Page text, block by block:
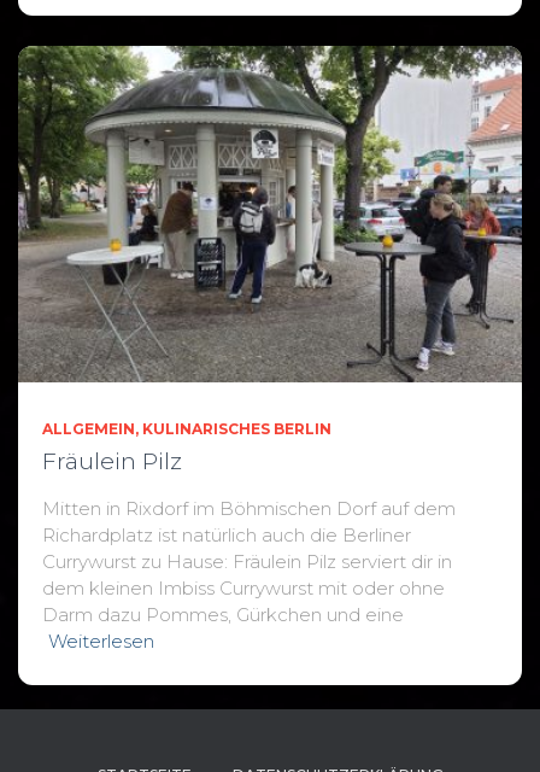
ALLGEMEIN KULINARISCHES BERLIN
Fräulein Pilz
Mitten in Rixdorf im Böhmischen Dorf auf dem
Richardplatz ist natürlich auch die Berliner
Currywurst zu Hause: Fräulein Pilz serviert dir in
dem kleinen Imbiss Currywurst mit oder ohne
Darm dazu Pommes, Gürkchen und eine
Weiterlesen